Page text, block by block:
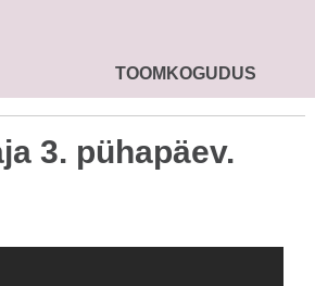
SEENIORID KOGUDUS
TOOMKOGUDUS
3. pühapäev.